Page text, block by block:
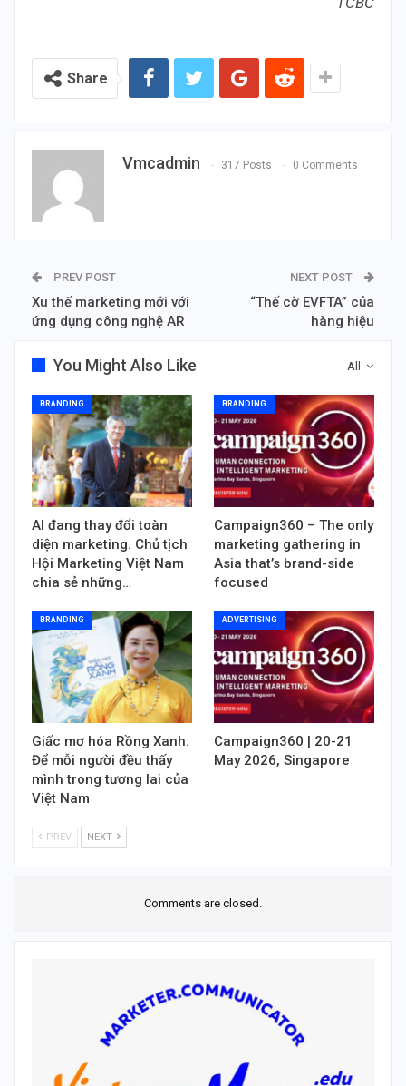
Share
Vmcadmin 317 Posts 0 Comments
PREV POST
Xu thế marketing mới với
ứng dụng công nghệ AR
NEXT POST
“Thế cờ EVFTA” của
hàng hiệu
All
You Might Also Like
BRANDING
AI đang thay đổi toàn
diện marketing. Chủ tịch
Hội Marketing Việt Nam
chia sẻ những…
BRANDING
Campaign360 – The only
marketing gathering in
Asia that’s brand-side
focused
BRANDING
Giấc mơ hóa Rồng Xanh:
Để mỗi người đều thấy
mình trong tương lai của
Việt Nam
ADVERTISING
Campaign360 | 20-21
May 2026, Singapore
PREV NEXT
Comments are closed.